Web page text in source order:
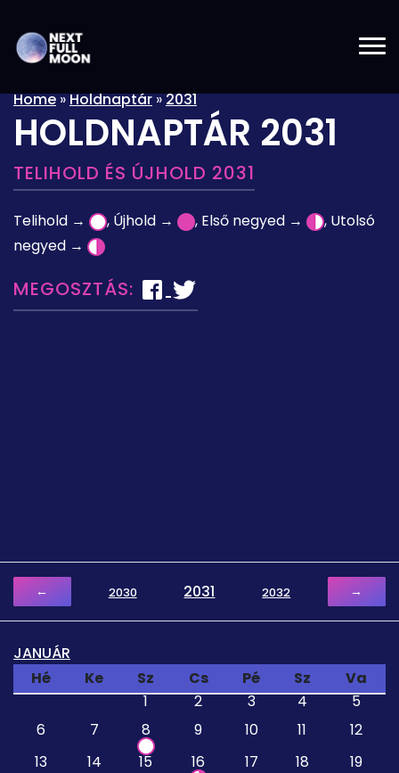
Home»Holdnaptár»2031
HOLDNAPTÁR 2031
TELIHOLD ÉS ÚJHOLD 2031
Telihold → , Újhold → , Első negyed →
, Utolsó
negyed →
MEGOSZTÁS:
← 2030 2031 2032 →
JANUÁR
Hé
Ke Sz Cs Pé Sz
Va
1
2 3 4
5
6
7 8 9 10 11
12
13
14 15 16 17 18
19